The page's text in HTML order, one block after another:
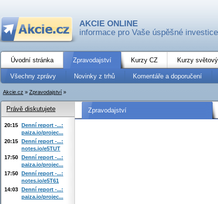
AKCIE ONLINE
informace pro Vaše úspěšné investice
Úvodní stránka Zpravodajství Kurzy CZ Kurzy
Všechny zprávy Novinky z trhů Komentáře a doporučení
Akcie.cz » Zpravodajství »
Zpravodajství
Právě diskutujete
20:15 Denní report -...:
paiza.io/projec...
20:15 Denní report -...:
notes.io/e5TUT
17:50 Denní report -...:
paiza.io/projec...
17:50 Denní report -...:
notes.io/e5T61
14:03 Denní report -...:
paiza.io/projec...